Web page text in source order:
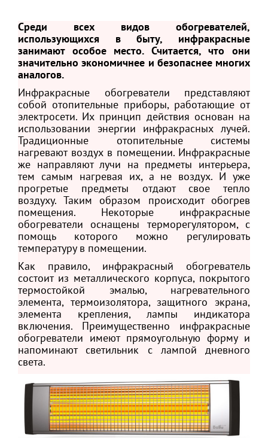
Среди всех видов обогревателей,
использующихся в быту, инфракрасные
занимают особое место. Считается, что они
значительно экономичнее и безопаснее многих
аналогов.
Инфракрасные обогреватели представляют
собой отопительные приборы, работающие от
электросети. Их принцип действия основан на
использовании энергии инфракрасных лучей.
Традиционные отопительные системы
нагревают воздух в помещении. Инфракрасные
же направляют лучи на предметы интерьера,
тем самым нагревая их, а не воздух. И уже
прогретые предметы отдают свое тепло
воздуху. Таким образом происходит обогрев
помещения. Некоторые инфракрасные
обогреватели оснащены терморегулятором, с
помощь которого можно регулировать
температуру в помещении.
Как правило, инфракрасный обогреватель
состоит из металлического корпуса, покрытого
термостойкой эмалью, нагревательного
элемента, термоизолятора, защитного экрана,
элемента крепления, лампы индикатора
включения. Преимущественно инфракрасные
обогреватели имеют прямоугольную форму и
напоминают светильник с лампой дневного
света.